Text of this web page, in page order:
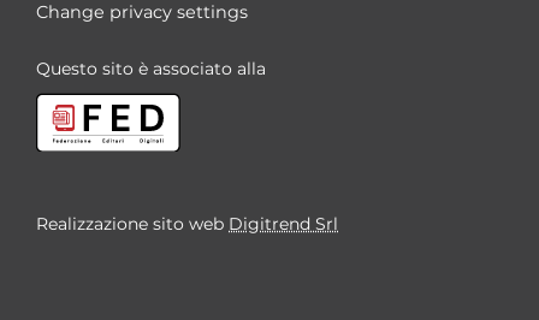
Change privacy settings
Questo sito è associato alla
Realizzazione sito web Digitrend Srl